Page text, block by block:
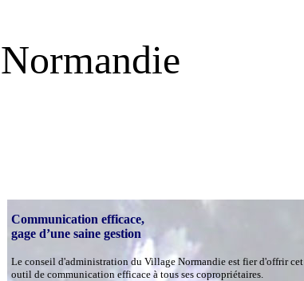
Communication efficace,
gage d’une saine gestion
Le conseil d'administration du Village Normandie est fier d'offrir cet
outil de communication efficace à tous ses copropriétaires.